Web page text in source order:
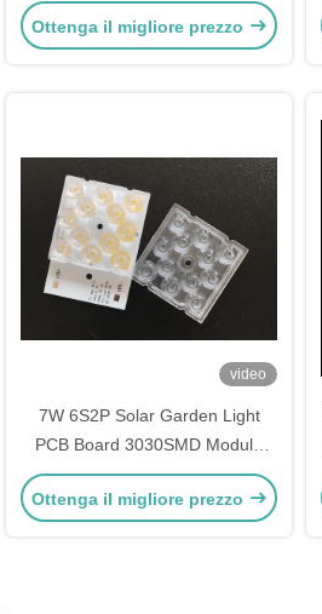
Ottenga il migliore prezzo
video
7W 6S2P Solar Garden Light
PCB Board 3030SMD Modulo
personalizzato
Ottenga il migliore prezzo